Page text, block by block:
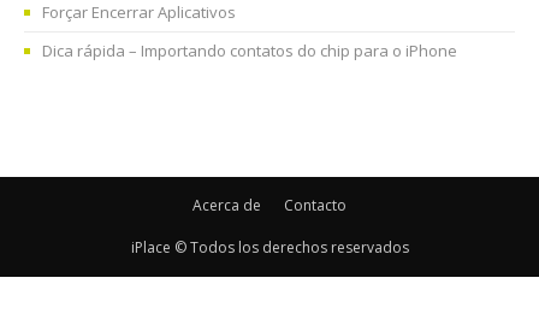
Forçar Encerrar Aplicativos
Dica rápida – Importando contatos do chip para o iPhone
Acerca de Contacto
iPlace © Todos los derechos reservados